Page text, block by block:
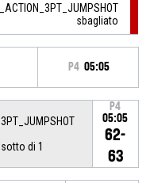
sbagliato
P4 05:05
sotto di 1
P4
05:05
62-
63